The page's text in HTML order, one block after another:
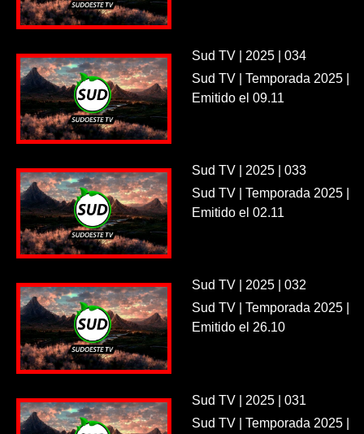
Sud TV | 2025 | 034
Sud TV | Temporada 2025 |
Emitido el 09.11
Sud TV | 2025 | 033
Sud TV | Temporada 2025 |
Emitido el 02.11
Sud TV | 2025 | 032
Sud TV | Temporada 2025 |
Emitido el 26.10
Sud TV | 2025 | 031
Sud TV | Temporada 2025 |